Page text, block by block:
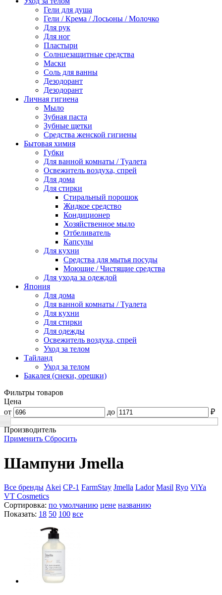
Гели для душа
Гели / Крема / Лосьоны / Молочко
Для рук
Для ног
Пластыри
Солнцезащитные средства
Маски
Соль для ванны
Дезодорант
Дезодорант
Личная гигиена
Мыло
Зубная паста
Зубные щетки
Средства женской гигиены
Бытовая химия
Губки
Для ванной комнаты / Туалета
Освежитель воздуха, спрей
Для дома
Для стирки
Стиральный порошок
Жидкое средство
Кондиционер
Хозяйственное мыло
Отбеливатель
Капсулы
Для кухни
Средства для мытья посуды
Моющие / Чистящие средства
Для ухода за одеждой
Япония
Для дома
Для ванной комнаты / Туалета
Для кухни
Для стирки
Для одежды
Освежитель воздуха, спрей
Уход за телом
Тайланд
Уход за телом
Бакалея (снеки, орешки)
Фильтры товаров
Цена
от
до ₽
Производитель
Применить Сбросить
Шампуни Jmella
Все бренды Akei CP-1 FarmStay Jmella Lador Masil Ryo ViYa
VT Cosmetics
Сортировка: по умолчанию цене названию
Показать: 18 50 100 все